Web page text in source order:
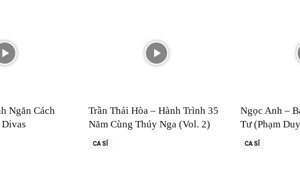
Ngăn Cách
Trần Thái Hòa – Hành Trình 35
Năm Cùng Thúy Nga (Vol. 2)
CA SĨ
Ngọc Anh –
Tư (Phạm
CA SĨ